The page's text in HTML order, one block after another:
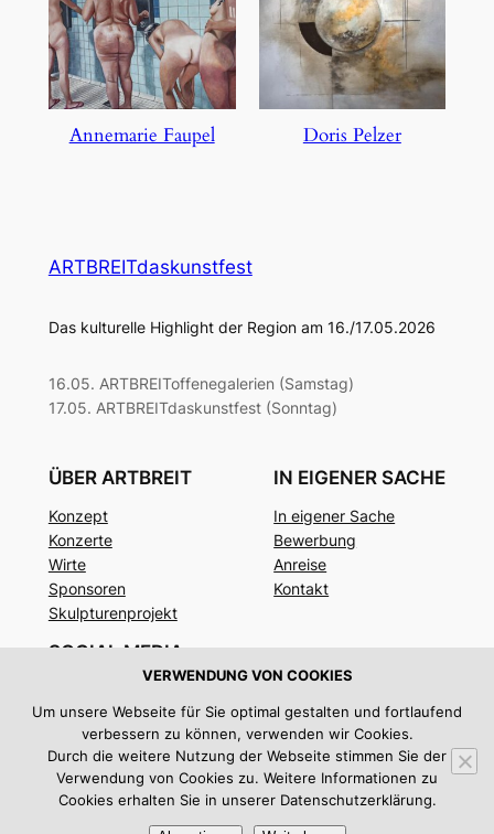
Annemarie Faupel Doris Pelzer
ARTBREITdaskunstfest
Das kulturelle Highlight der Region am 16./17.05.2026
16.05. ARTBREIToffenegalerien (Samstag)
17.05. ARTBREITdaskunstfest (Sonntag)
ÜBER ARTBREIT
Konzept
Konzerte
Wirte
Sponsoren
Skulpturenprojekt
IN EIGENER SACHE
In eigener Sache
Bewerbung
Anreise
Kontakt
SOCIAL MEDIA
Instagram
Twitter/X
Impressum|Datenschutz
VERWENDUNG VON COOKIES
Um unsere Webseite für Sie optimal gestalten und fortlaufend
verbessern zu können, verwenden wir Cookies.
Durch die weitere Nutzung der Webseite stimmen Sie der
Verwendung von Cookies zu. Weitere Informationen zu
Cookies erhalten Sie in unserer Datenschutzerklärung.